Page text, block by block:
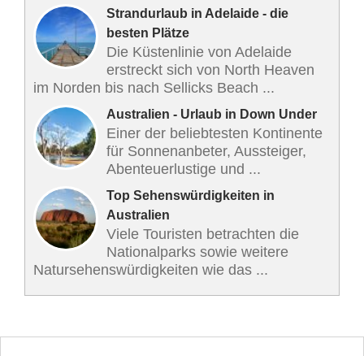
Strandurlaub in Adelaide - die
besten Plätze
Die Küstenlinie von Adelaide
erstreckt sich von North Heaven
im Norden bis nach Sellicks Beach ...
Australien - Urlaub in Down Under
Einer der beliebtesten Kontinente
für Sonnenanbeter, Aussteiger,
Abenteuerlustige und ...
Top Sehenswürdigkeiten in
Australien
Viele Touristen betrachten die
Nationalparks sowie weitere
Natursehenswürdigkeiten wie das ...